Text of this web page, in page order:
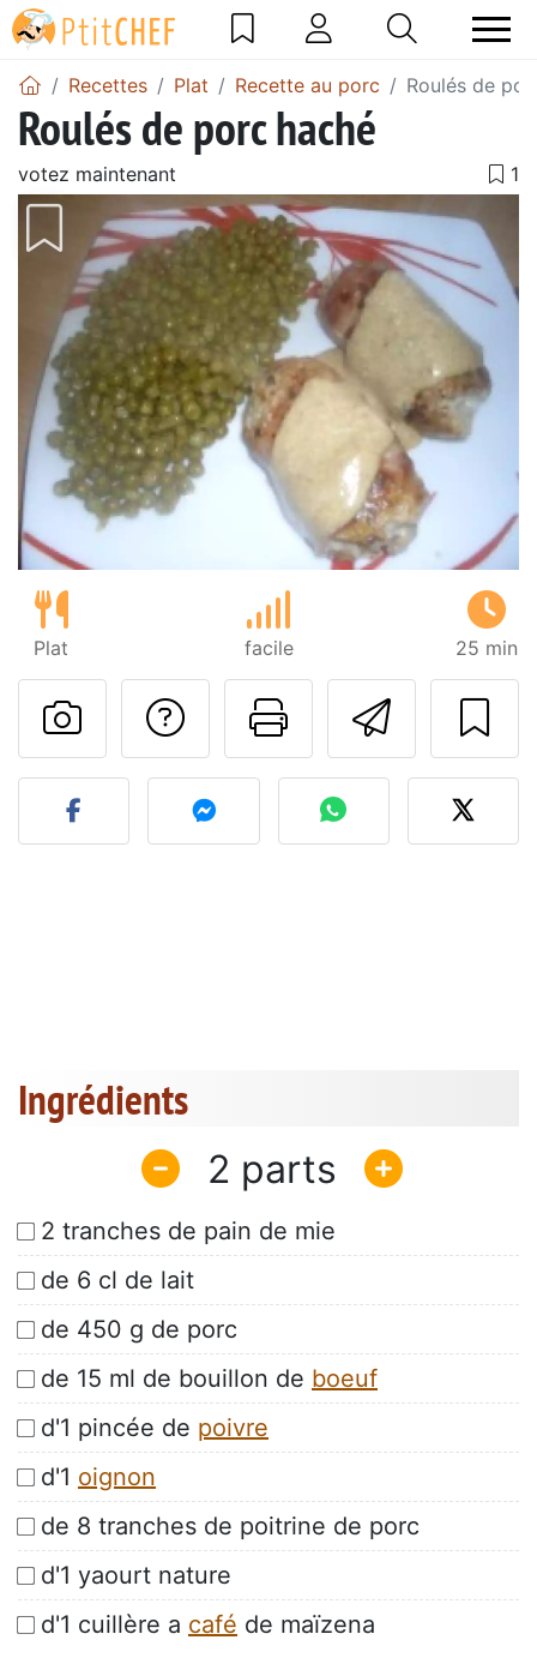
Recettes Plat Recette au porc Roulés de
Roulés de porc haché
votez maintenant
Plat facile 25 min
Imprimer
Poser une
Publier votre photo de
Ingrédients
2
2 tranches de pain de mie
de 6 cl de lait
de 450 g de porc
de 15 ml de bouillon de boeuf
d'1 pincée de poivre
d'1 oignon
de 8 tranches de poitrine de porc
d'1 yaourt nature
d'1 cuillère a café de maïzena